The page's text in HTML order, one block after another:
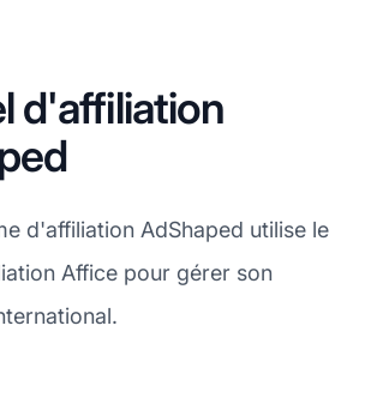
d'affiliation
d'affiliation AdShaped utilise le
Affice pour gérer son